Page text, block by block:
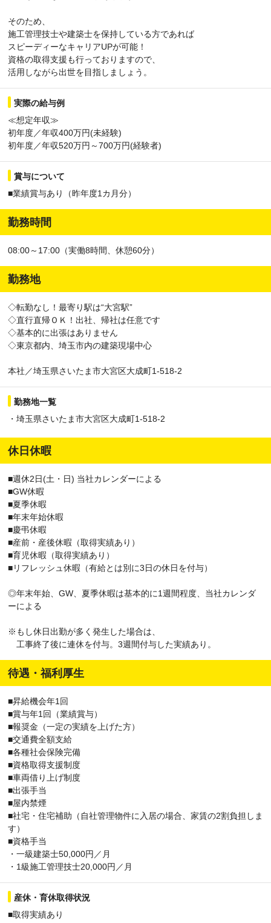
そのため、
施工管理技士や建築士を保持している方であれば
スピーディーなキャリアUPが可能！
資格の取得支援も行っておりますので、
活用しながら出世を目指しましょう。
実際の給与例
≪想定年収≫
初年度／年収400万円(未経験)
初年度／年収520万円～700万円(経験者)
賞与について
■業績賞与あり（昨年度1カ月分）
勤務時間
08:00～17:00（実働8時間、休憩60分）
勤務地
◇転勤なし！最寄り駅は“大宮駅”
◇直行直帰ＯＫ！出社、帰社は任意です
◇基本的に出張はありません
◇東京都内、埼玉市内の建築現場中心
本社／埼玉県さいたま市大宮区大成町1-518-2
勤務地一覧
・埼玉県さいたま市大宮区大成町1-518-2
休日休暇
■週休2日(土・日) 当社カレンダーによる
■GW休暇
■夏季休暇
■年末年始休暇
■慶弔休暇
■産前・産後休暇（取得実績あり）
■育児休暇（取得実績あり）
■リフレッシュ休暇（有給とは別に3日の休日を付与）
◎年末年始、GW、夏季休暇は基本的に1週間程度、当社カレンダ
ーによる
※もし休日出勤が多く発生した場合は、
工事終了後に連休を付与。3週間付与した実績あり。
待遇・福利厚生
■昇給機会年1回
■賞与年1回（業績賞与）
■報奨金（一定の実績を上げた方）
■交通費全額支給
■各種社会保険完備
■資格取得支援制度
■車両借り上げ制度
■出張手当
■屋内禁煙
■社宅・住宅補助（自社管理物件に入居の場合、家賃の2割負担しま
す）
■資格手当
・一級建築士50,000円／月
・1級施工管理技士20,000円／月
産休・育休取得状況
■取得実績あり